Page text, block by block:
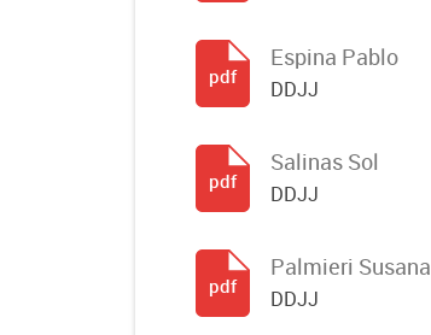
Espina Pablo
DDJJ
pdf
Salinas Sol
DDJJ
pdf
Palmieri Susana
DDJJ
pdf